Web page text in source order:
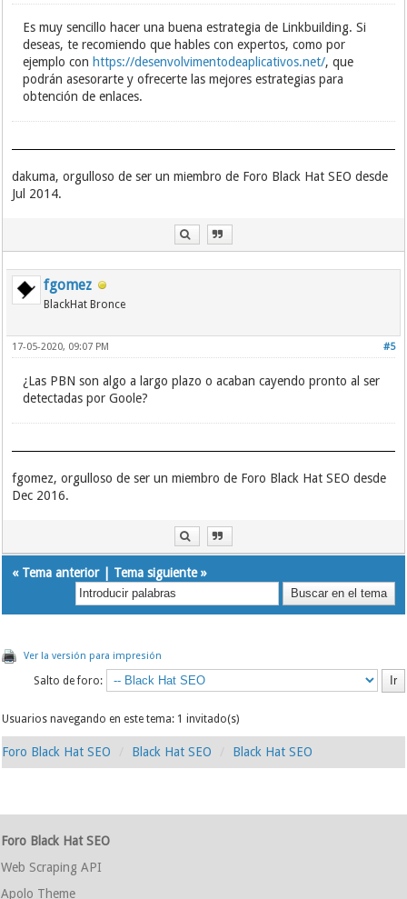
Es muy sencillo hacer una buena estrategia de Linkbuilding. Si
deseas, te recomiendo que hables con expertos, como por
ejemplo con https://desenvolvimentodeaplicativos.net/, que
podrán asesorarte y ofrecerte las mejores estrategias para
obtención de enlaces.
dakuma, orgulloso de ser un miembro de Foro Black Hat SEO desde
Jul 2014.
fgomez
BlackHat Bronce
#5
17-05-2020, 09:07 PM
¿Las PBN son algo a largo plazo o acaban cayendo pronto al ser
detectadas por Goole?
fgomez, orgulloso de ser un miembro de Foro Black Hat SEO desde
Dec 2016.
« Tema anterior| Tema siguiente»
Ver la versión para impresión
Salto de foro:
Usuarios navegando en este tema: 1 invitado(s)
Foro Black Hat SEO Black Hat SEO Black Hat SEO
Foro Black Hat SEO
Web Scraping API
Apolo Theme